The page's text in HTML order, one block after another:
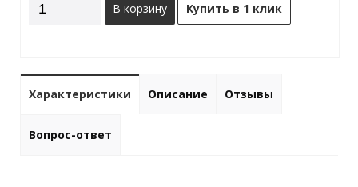
В корзину Купить в 1 клик
Характеристики Описание Отзывы
Вопрос-ответ